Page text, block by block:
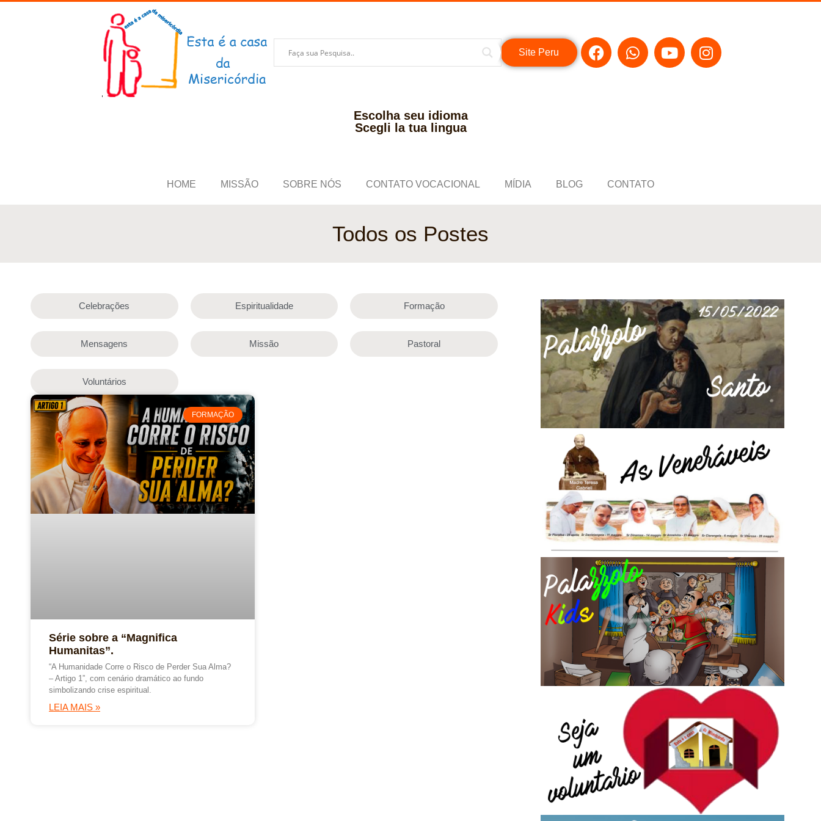
Site Peru
Escolha seu idioma
Scegli la tua lingua
HOME MISSÃO SOBRE NÓS CONTATO VOCACIONAL MÍDIA BLOG CONTATO
Todos os Postes
Celebrações Espiritualidade Formação
Mensagens Missão Pastoral
Voluntários
FORMAÇÃO
Série sobre a “Magnifica
Humanitas”.
“A Humanidade Corre o Risco de Perder Sua Alma?
– Artigo 1”, com cenário dramático ao fundo
simbolizando crise espiritual.
LEIA MAIS »